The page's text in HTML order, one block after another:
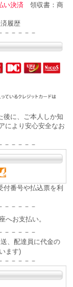
払い決済領収書：商
履歴
－－－－－
後に、ご本人しか知
により安心安全なお
－－－－－
付番号や払込票を利
－－－－－
へお支払い。
－－－－－
、配達員に代金の
ます)
－－－－－